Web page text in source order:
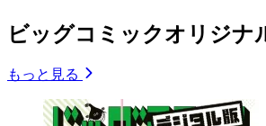
ビッグコミックオリジナ
もっと見る